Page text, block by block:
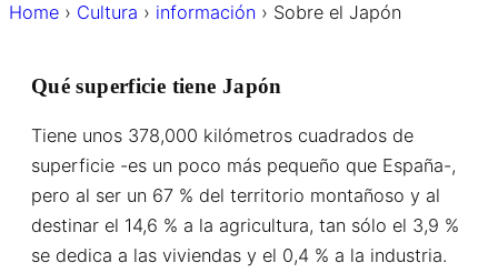
Home › Cultura › información › Sobre el Japón
Qué superficie tiene Japón
Tiene unos 378,000 kilómetros cuadrados de
superficie -es un poco más pequeño que España-,
pero al ser un 67 % del territorio montañoso y al
destinar el 14,6 % a la agricultura, tan sólo el 3,9 %
se dedica a las viviendas y el 0,4 % a la industria.